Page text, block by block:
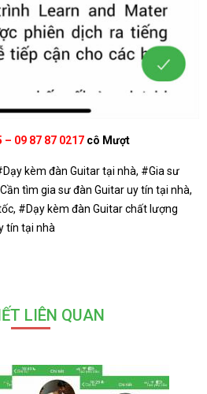
– 09 87 87 0217 cô Mượt
kèm đàn Guitar tại nhà, #Gia sư
tìm gia sư đàn Guitar uy tín tại nhà,
#Dạy kèm đàn Guitar chất lượng
tín tại nhà
LIÊN QUAN